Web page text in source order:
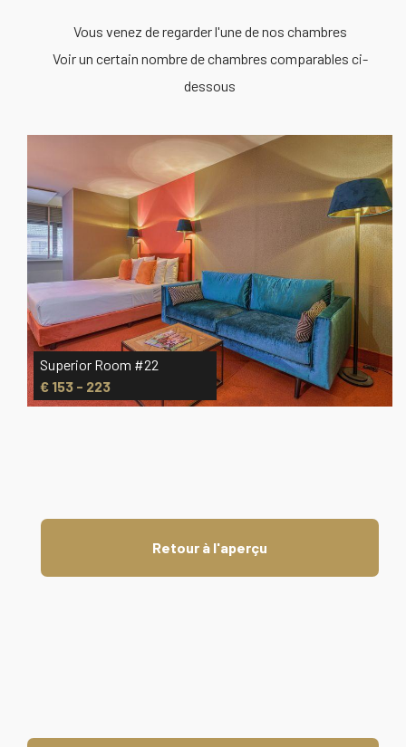
Vous venez de regarder l'une de nos chambres
Voir un certain nombre de chambres comparables ci-
dessous
Superior Room #23
€ 153 - 223
Retour à l'aperçu